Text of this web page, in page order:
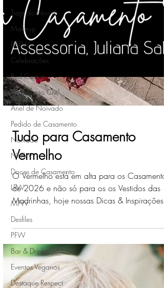
Traje do Noivo
Makeup
BBFW
Celebrações
Red Carpet
Casamento Civil
Anel de Noivado
Pedido de Casamento
Noivado
NYFW
Doces de Casamento
LFW
MFW
Desfiles
PFW
Bar & Drinks
Eventos Veganos
Destaque Respect
Tudo para Casamento
Vermelho
O Vermelho está em alta para os Casamentos
Madrinhas, hoje nossas Dicas & Inspirações é
sobre Tudo para Casamento Vermelho.